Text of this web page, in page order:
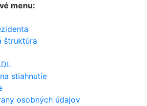
menu:
štruktúra
stiahnutie
osobných údajov